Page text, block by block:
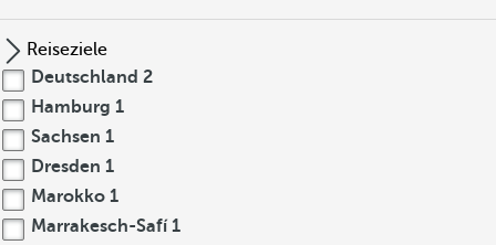
Reiseziele
Deutschland 2
Hamburg 1
Sachsen 1
Dresden 1
Marokko 1
Marrakesch-Safí1